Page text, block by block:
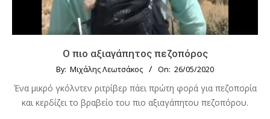
Ο πιο αξιαγάπητος πεζοπόρος
By: Μιχάλης Λεωτσάκος On: 26/05/2020
Ένα μικρό γκόλντεν ριτρίβερ πάει πρώτη φορά για πεζοπορία
και κερδίζει το βραβείο του πιο αξιαγάπητου πεζοπόρου.